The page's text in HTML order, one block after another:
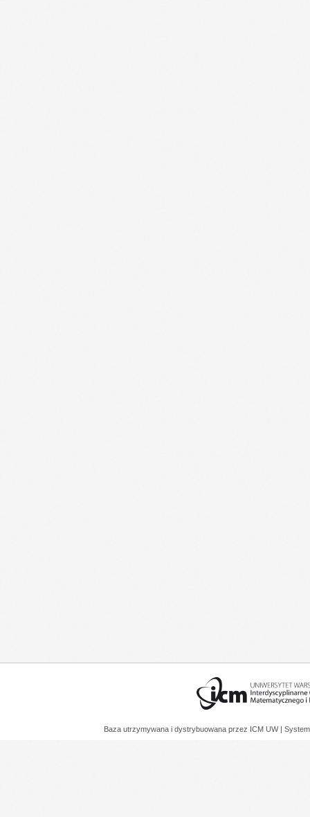
Baza utrzymywana i dystrybuowana przez ICM UW |